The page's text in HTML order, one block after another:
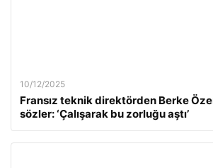
10/12/2025
Fransız teknik direktörden Berke
sözler: ‘Çalışarak bu zorluğu aştı’